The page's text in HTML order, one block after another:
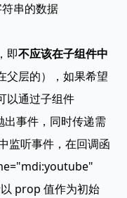
串的数据
即不应该在子组件中
父层的），如果希望
以通过子组件
出事件，同时传递需
监听事件，在回调函
prop 值作为初始